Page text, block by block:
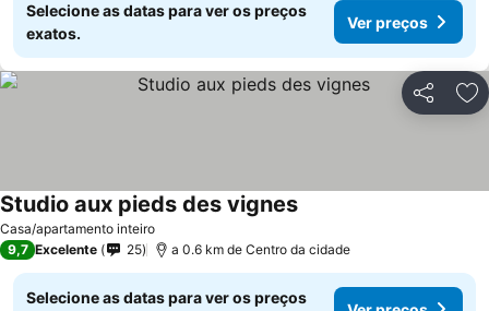
Selecione as datas para ver os preços
exatos.
Ver preços
Partilhar
Casa/apartamento inteiro
Studio aux pieds des vignes
9,7 Excelente 25 a 0.6 km de Centro da cidade
Selecione as datas para ver os preços